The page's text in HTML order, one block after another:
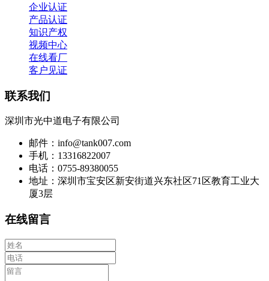
企业认证
产品认证
知识产权
视频中心
在线看厂
客户见证
联系我们
深圳市光中道电子有限公司
邮件：info@tank007.com
手机：13316822007
电话：0755-89380055
地址：深圳市宝安区新安街道兴东社区71区教育工业大
厦3层
在线留言